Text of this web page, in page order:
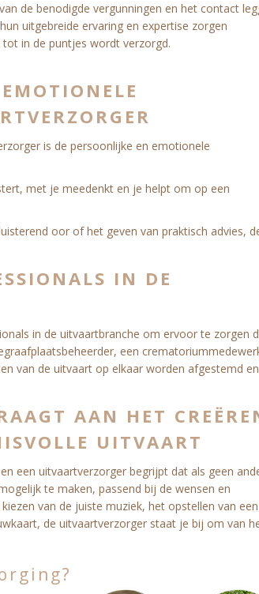
de benodigde vergunningen en het contact
uitgebreide ervaring en expertise zorgen
in de puntjes wordt verzorgd.
is de persoonlijke en emotionele
met je meedenkt en je helpt om op een
oor of het geven van praktisch advies,
IN DE
in de uitvaartbranche om ervoor te zorgen
een
van de uitvaart op elkaar worden afgestemd en
AAN HET
UITVAART
een uitvaartverzorger begrijpt dat als geen
te maken, passend bij de wensen en
van de juiste muziek, het opstellen van een
de uitvaartverzorger staat je bij om van